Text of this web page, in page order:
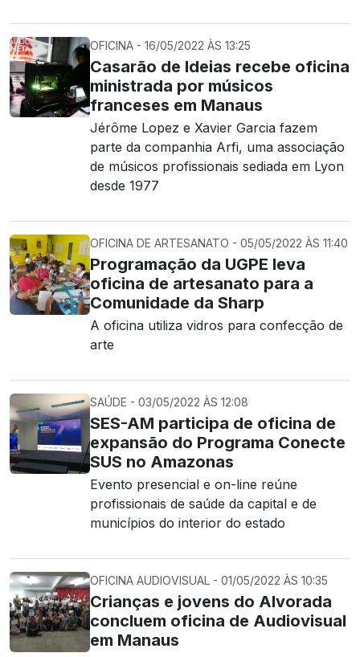
OFICINA - 16/05/2022 ÀS 13:25
Casarão de Ideias recebe oficina
ministrada por músicos
franceses em Manaus
Jérôme Lopez e Xavier Garcia fazem
parte da companhia Arfi, uma associação
de músicos profissionais sediada em Lyon
desde 1977
OFICINA DE ARTESANATO - 05/05/2022 ÀS 11:40
Programação da UGPE leva
oficina de artesanato para a
Comunidade da Sharp
A oficina utiliza vidros para confecção de
arte
SAÚDE - 03/05/2022 ÀS 12:08
SES-AM participa de oficina de
expansão do Programa Conecte
SUS no Amazonas
Evento presencial e on-line reúne
profissionais de saúde da capital e de
municípios do interior do estado
OFICINA AUDIOVISUAL - 01/05/2022 ÀS 10:35
Crianças e jovens do Alvorada
concluem oficina de Audiovisual
em Manaus